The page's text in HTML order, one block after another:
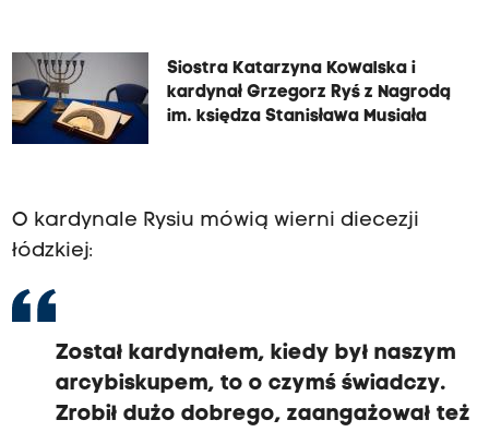
Siostra Katarzyna Kowalska i
kardynał Grzegorz Ryś z Nagrodą
im. księdza Stanisława Musiała
O kardynale Rysiu mówią wierni diecezji
łódzkiej:
Został kardynałem, kiedy był naszym
arcybiskupem, to o czymś świadczy.
Zrobił dużo dobrego, zaangażował też